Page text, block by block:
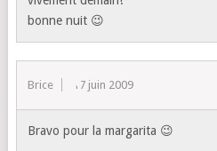
bonne nuit 😉
Brice 17 juin 2009
Bravo pour la margarita 😉